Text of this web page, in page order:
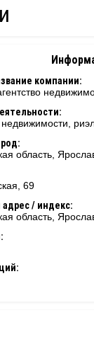
компании:
недвижимости,
область
69
/ индекс:
область,